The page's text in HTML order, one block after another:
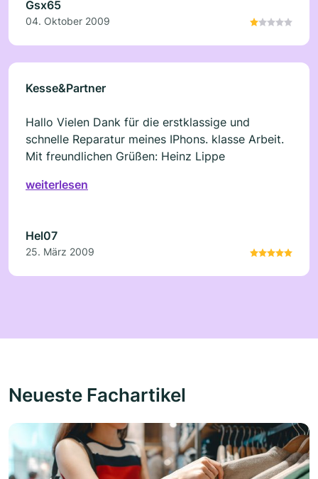
Gsx65
04. Oktober 2009
Kesse&Partner
Hallo Vielen Dank für die erstklassige und
schnelle Reparatur meines IPhons. klasse Arbeit.
Mit freundlichen Grüßen: Heinz Lippe
weiterlesen
Hel07
25. März 2009
Neueste Fachartikel